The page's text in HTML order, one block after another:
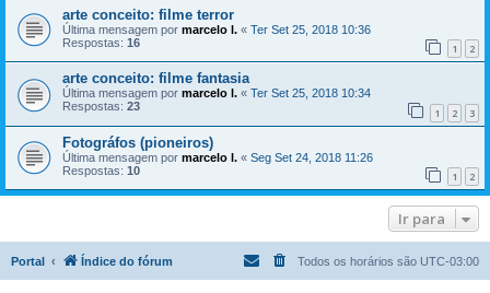
arte conceito: filme terror
Última mensagem por marcelo l. « Ter Set 25, 2018 10:36
Respostas: 16 1 2
arte conceito: filme fantasia
Última mensagem por marcelo l. « Ter Set 25, 2018 10:34
Respostas: 23 1 2 3
Fotográfos (pioneiros)
Última mensagem por marcelo l. « Seg Set 24, 2018 11:26
Respostas: 10 1 2
Ir para
Portal Índice do fórum Todos os horários são UTC-03:00